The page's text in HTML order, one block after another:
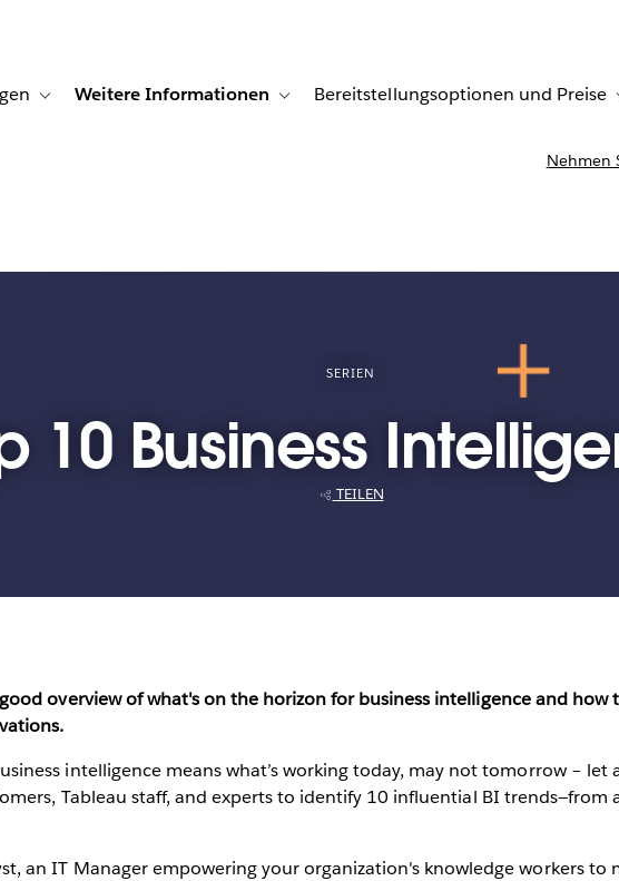
for Kundenberichte
Toggle sub-navigation for Lösungen
Weitere Informationen Toggle sub-navigation for Weitere Informationen
Bereitstellungsoptionen und Preise
Nehmen
SERIEN
10 Business
TEILEN
overview of what's on the horizon for business intelligence and
intelligence means what’s working today, may not tomorrow –
Tableau staff, and experts to identify 10 influential BI
an IT Manager empowering your organization's knowledge workers to